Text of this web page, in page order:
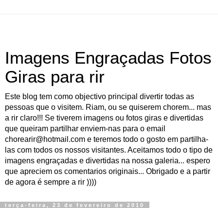
Imagens Engraçadas Fotos
Giras para rir
Este blog tem como objectivo principal divertir todas as
pessoas que o visitem. Riam, ou se quiserem chorem... mas
a rir claro!!! Se tiverem imagens ou fotos giras e divertidas
que queiram partilhar enviem-nas para o email
chorearir@hotmail.com e teremos todo o gosto em partilha-
las com todos os nossos visitantes. Aceitamos todo o tipo de
imagens engraçadas e divertidas na nossa galeria... espero
que apreciem os comentarios originais... Obrigado e a partir
de agora é sempre a rir ))))
terça-feira, 23 de fevereiro de 2010